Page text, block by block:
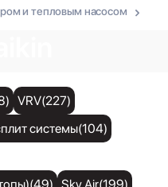
и тепловым насосом
VRV(227)
системы(104)